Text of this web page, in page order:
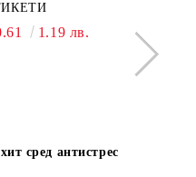
1.19 лв.
сред антистрес